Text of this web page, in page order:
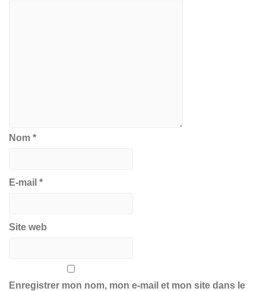
Nom *
E-mail *
Site web
Enregistrer mon nom, mon e-mail et mon site dans le